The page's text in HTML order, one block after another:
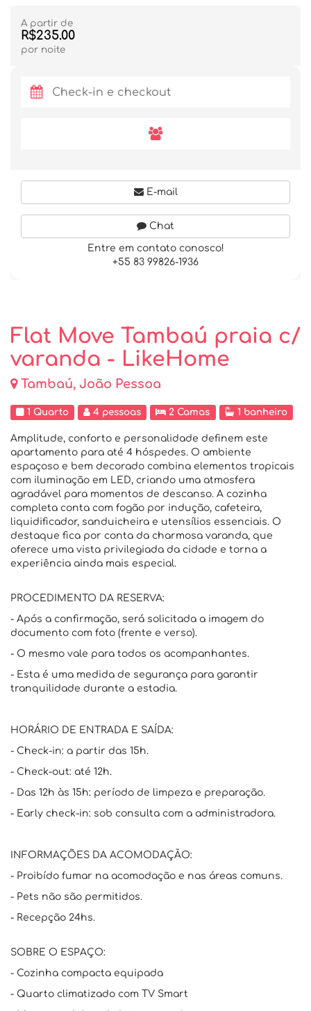
Flat Move Tambaú praia c/
varanda - LikeHome
Tambaú, João Pessoa
1 Quarto 4 pessoas 2 Camas 1 banheiro
Amplitude, conforto e personalidade definem este
apartamento para até 4 hóspedes. O ambiente
espaçoso e bem decorado combina elementos tropicais
com iluminação em LED, criando uma atmosfera
agradável para momentos de descanso. A cozinha
completa conta com fogão por indução, cafeteira,
liquidificador, sanduicheira e utensílios essenciais. O
destaque fica por conta da charmosa varanda, que
oferece uma vista privilegiada da cidade e torna a
experiência ainda mais especial.
PROCEDIMENTO DA RESERVA:
- Após a confirmação, será solicitada a imagem do
documento com foto (frente e verso).
- O mesmo vale para todos os acompanhantes.
- Esta é uma medida de segurança para garantir
tranquilidade durante a estadia.
HORÁRIO DE ENTRADA E SAÍDA:
- Check-in: a partir das 15h.
- Check-out: até 12h.
- Das 12h às 15h: período de limpeza e preparação.
- Early check-in: sob consulta com a administradora.
INFORMAÇÕES DA ACOMODAÇÃO:
- Proibído fumar na acomodação e nas áreas comuns.
- Pets não são permitidos.
- Recepção 24hs.
SOBRE O ESPAÇO:
- Cozinha compacta equipada
- Quarto climatizado com TV Smart
A partir de
R$235.00
por noite
E-mail
Chat
Entre em contato conosco!
+55 83 99826-1936